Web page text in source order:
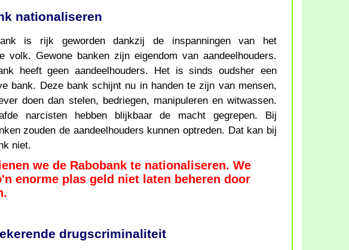
nationaliseren
is rijk geworden dankzij de inspanningen van het
volk. Gewone banken zijn eigendom van aandeelhouders.
heeft geen aandeelhouders. Het is sinds oudsher een
bank. Deze bank schijnt nu in handen te zijn van mensen,
doen dan stelen, bedriegen, manipuleren en witwassen.
narcisten hebben blijkbaar de macht gegrepen. Bij
zouden de aandeelhouders kunnen optreden. Dat kan bij
niet.
we de Rabobank te nationaliseren. We
enorme plas geld niet laten beheren door
drugscriminaliteit